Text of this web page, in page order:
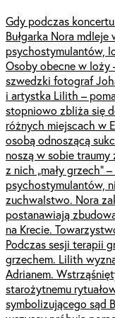
Gdy podczas
Bułgarka Nora
psychostymulantów,
Osoby obecne w loży
szwedzki fotograf
i artystka Lilith –
stopniowo zbliża się
różnych miejscach w
osobą odnoszącą
noszą w sobie traumy
z nich „mały grzech”
psychostymulantów,
zuchwalstwo. Nora
postanawiają
na Krecie.
Podczas sesji terapii
grzechem. Lilith
Adrianem.
starożytnemu
symbolizującego sąd